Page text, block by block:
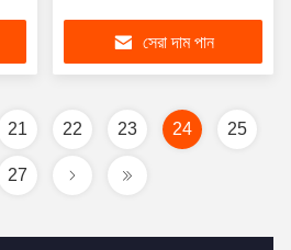
সেরা দাম পান
21 22 23 24 25
27